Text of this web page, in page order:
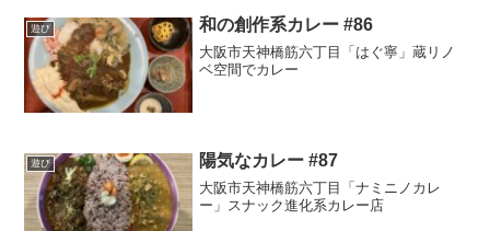
遊び 和の創作系カレー #86
大阪市天神橋筋六丁目「はぐ寧」蔵リノ
ベ空間でカレー
遊び 陽気なカレー #87
大阪市天神橋筋六丁目「ナミニノカレ
ー」スナック進化系カレー店